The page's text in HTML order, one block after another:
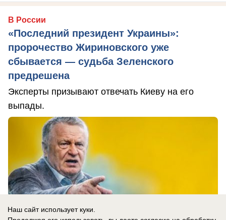
В России
«Последний президент Украины»:
пророчество Жириновского уже
сбывается — судьба Зеленского
предрешена
Эксперты призывают отвечать Киеву на его
выпады.
Наш сайт использует куки.